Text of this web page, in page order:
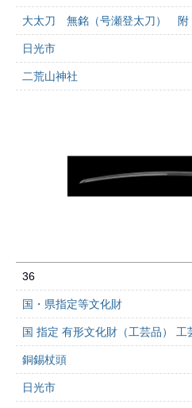
大太刀 無銘（号瀬登太刀） 附
日光市
二荒山神社
36
国・県指定等文化財
国 指定 有形文化財（工芸品） 工
銅錫杖頭
日光市